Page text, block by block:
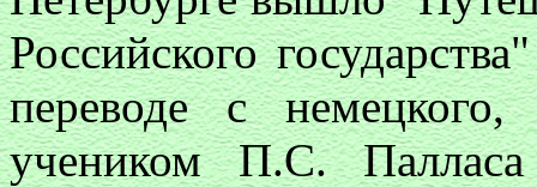
Российского
переводе с
учеником П.С.